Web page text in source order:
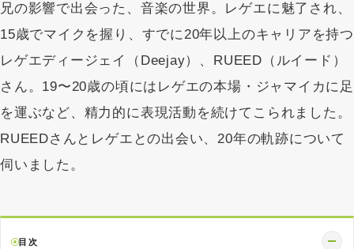
兄の影響で出会った、音楽の世界。レゲエに魅了され、
15歳でマイクを握り、すでに20年以上のキャリアを持つ
レゲエディージェイ（Deejay）、RUEED（ルイード）
さん。19〜20歳の頃にはレゲエの本場・ジャマイカに足
を運ぶなど、精力的に表現活動を続けてこられました。
RUEEDさんとレゲエとの出会い、20年の軌跡について
伺いました。
目次